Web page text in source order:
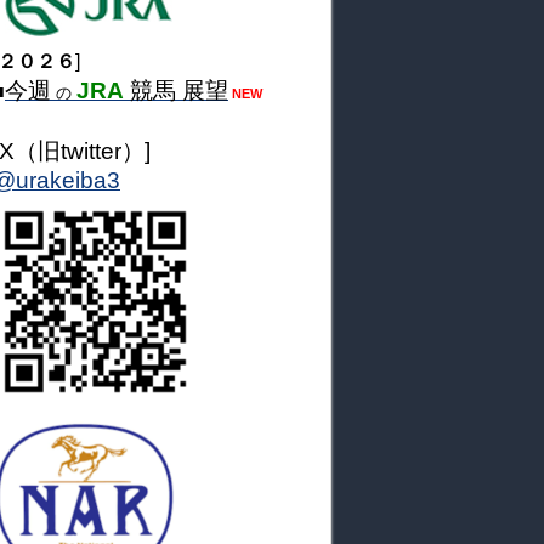
０２６]
今週 の JRA 競馬 展望 NEW
（旧twitter）]